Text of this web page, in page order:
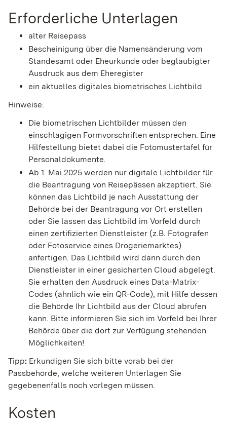
Erforderliche Unterlagen
alter Reisepass
Bescheinigung über die Namensänderung vom
Standesamt oder Eheurkunde oder beglaubigter
Ausdruck aus dem Eheregister
ein aktuelles digitales biometrisches Lichtbild
Hinweise:
Die biometrischen Lichtbilder müssen den
einschlägigen Formvorschriften entsprechen. Eine
Hilfestellung bietet dabei die Fotomustertafel für
Personaldokumente.
Ab 1. Mai 2025 werden nur digitale Lichtbilder für
die Beantragung von Reisepässen akzeptiert. Sie
können das Lichtbild je nach Ausstattung der
Behörde bei der Beantragung vor Ort erstellen
oder Sie lassen das Lichtbild im Vorfeld durch
einen zertifizierten Dienstleister (z.B. Fotografen
oder Fotoservice eines Drogeriemarktes)
anfertigen. Das Lichtbild wird dann durch den
Dienstleister in einer gesicherten Cloud abgelegt.
Sie erhalten den Ausdruck eines Data-Matrix-
Codes (ähnlich wie ein QR-Code), mit Hilfe dessen
die Behörde Ihr Lichtbild aus der Cloud abrufen
kann. Bitte informieren Sie sich im Vorfeld bei Ihrer
Behörde über die dort zur Verfügung stehenden
Möglichkeiten!
Tipp: Erkundigen Sie sich bitte vorab bei der
Passbehörde, welche weiteren Unterlagen Sie
gegebenenfalls noch vorlegen müssen.
Kosten